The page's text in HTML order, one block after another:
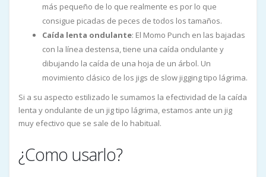
más pequeño de lo que realmente es por lo que
consigue picadas de peces de todos los tamaños.
Caída lenta ondulante: El Momo Punch en las bajadas
con la línea destensa, tiene una caída ondulante y
dibujando la caída de una hoja de un árbol. Un
movimiento clásico de los jigs de slow jigging tipo lágrima.
Si a su aspecto estilizado le sumamos la efectividad de la caída
lenta y ondulante de un jig tipo lágrima, estamos ante un jig
muy efectivo que se sale de lo habitual.
¿Como usarlo?